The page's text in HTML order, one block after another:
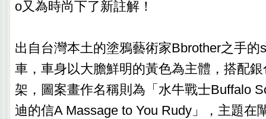
o又為時尚下了新註解！
出自台灣本土的塗鴉藝術家Bbrother之手的
車，車身以大膽鮮明的黃色為主體，搭配
架，圖案畫作名稱則為「水牛戰士Buffalo
迪的信A Massage to You Rudy」，主題在